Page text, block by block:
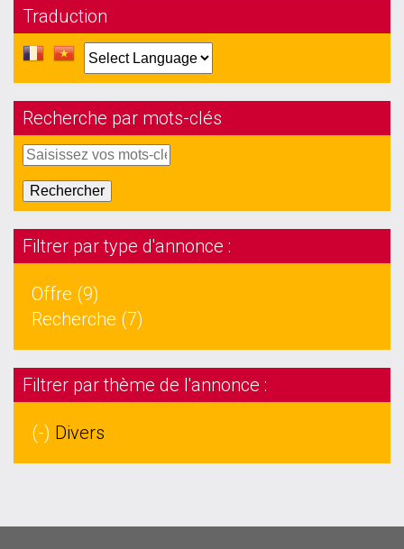
Traduction
Recherche par mots-clés
Filtrer par type d'annonce :
Offre (9)
Recherche (7)
Filtrer par thème de l'annonce :
(-) Divers